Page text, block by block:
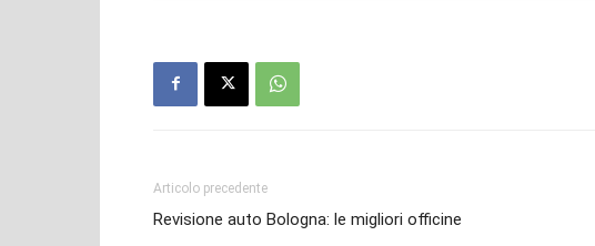
Articolo precedente
Revisione auto Bologna: le migliori officine